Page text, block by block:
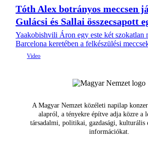
Tóth Alex botrányos meccsen
Gulácsi és Sallai összecsapott
Yaakobishvili Áron egy este két szokatlan
Barcelona keretében a felkészülési
A Magyar Nemzet közéleti napilap
alapról, a tényekre építve adja közre a
társadalmi, politikai, gazdasági, kulturális
információkat.